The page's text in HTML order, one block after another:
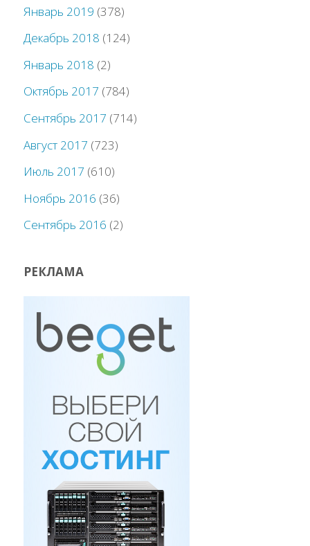
Январь 2019 (378)
Декабрь 2018 (124)
Январь 2018 (2)
Октябрь 2017 (784)
Сентябрь 2017 (714)
Август 2017 (723)
Июль 2017 (610)
Ноябрь 2016 (36)
Сентябрь 2016 (2)
РЕКЛАМА